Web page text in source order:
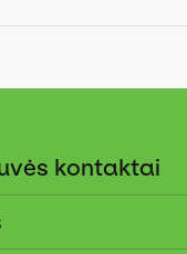
kontaktai